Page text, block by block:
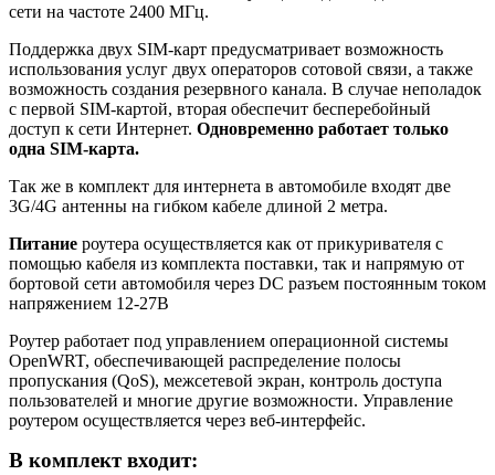
сети на частоте 2400 МГц.
Поддержка двух SIM-карт предусматривает возможность
использования услуг двух операторов сотовой связи, а также
возможность создания резервного канала. В случае неполадок
с первой SIM-картой, вторая обеспечит бесперебойный
доступ к сети Интернет. Одновременно работает только
одна SIM-карта.
Так же в комплект для интернета в автомобиле входят две
3G/4G антенны на гибком кабеле длиной 2 метра.
Питание роутера осуществляется как от прикуривателя с
помощью кабеля из комплекта поставки, так и напрямую от
бортовой сети автомобиля через DC разъем постоянным током
напряжением 12-27В
Роутер работает под управлением операционной системы
OpenWRT, обеспечивающей распределение полосы
пропускания (QoS), межсетевой экран, контроль доступа
пользователей и многие другие возможности. Управление
роутером осуществляется через веб-интерфейс.
В комплект входит: